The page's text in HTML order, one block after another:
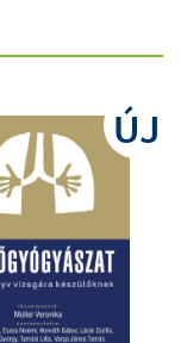
ÚJ